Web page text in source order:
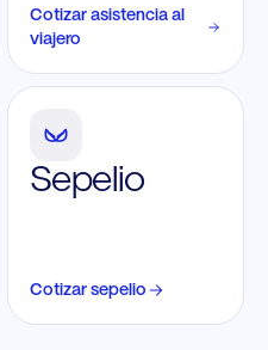
Cotizarasistencia al
viajero
Sepelio
Cotizarsepelio